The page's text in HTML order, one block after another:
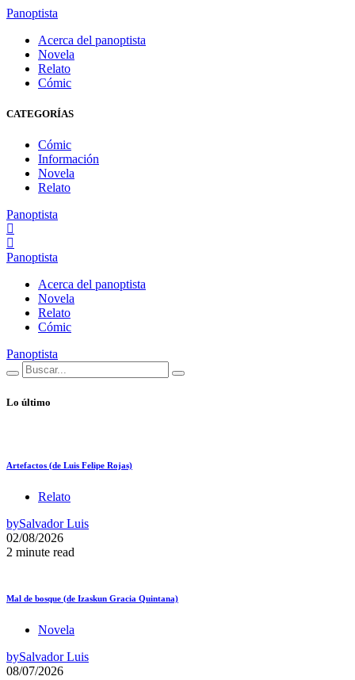
Panoptista
Acerca del panoptista
Novela
Relato
Cómic
CATEGORÍAS
Cómic
Información
Novela
Relato
Panoptista
Panoptista
Acerca del panoptista
Novela
Relato
Cómic
Panoptista
Lo último
Artefactos (de Luis Felipe Rojas)
Relato
bySalvador Luis
02/08/2026
2 minute read
Mal de bosque (de Izaskun Gracia Quintana)
Novela
bySalvador Luis
08/07/2026